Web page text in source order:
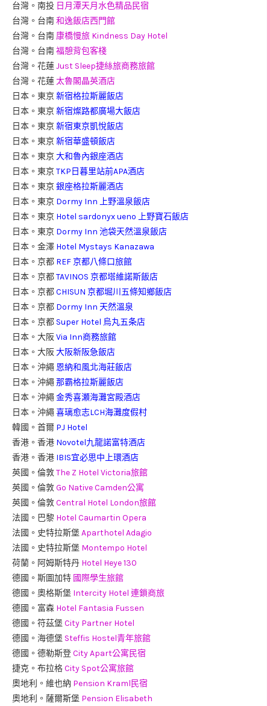
台灣。南投 日月潭天月水色精品民宿
台灣。台南和逸飯店西門館
台灣。台南 康橋慢旅 Kindness Day Hotel
台灣。台南福憩背包客棧
台灣。花蓮Just Sleep捷絲旅商務旅館
台灣。花蓮太魯閣晶英酒店
日本。東京新宿格拉斯麗飯店
日本。東京新宿燦路都廣場大飯店
日本。東京新宿東京凱悅飯店
日本。東京新宿華盛頓飯店
日本。東京大和魯內銀座酒店
日本。東京TKP日暮里站前APA酒店
日本。東京銀座格拉斯麗酒店
日本。東京 Dormy Inn 上野溫泉飯店
日本。東京 Hotel sardonyx ueno 上野寶石飯店
日本。東京 Dormy Inn 池袋天然溫泉飯店
日本。金澤 Hotel Mystays Kanazawa
日本。京都 REF 京都八條口旅館
日本。京都TAVINOS 京都塔維諾斯飯店
日本。京都CHISUN 京都堀川五條知鄉飯店
日本。京都 Dormy Inn 天然溫泉
日本。京都 Super Hotel 烏丸五条店
日本。大阪Via Inn商務旅館
日本。大阪大阪新阪急飯店
日本。沖繩 恩納和風北海莊飯店
日本。沖繩那霸格拉斯麗飯店
日本。沖繩金秀喜瀬海灘宮殿酒店
日本。沖繩喜璃愈志LCH海灘度假村
韓國。首爾 PJ Hotel
香港。香港 Novotel九龍諾富特酒店
香港。香港 IBIS宜必思中上環酒店
英國。倫敦The Z Hotel Victoria旅館
英國。倫敦Go Native Camden公寓
英國。倫敦Central Hotel London旅館
法國。巴黎 Hotel Caumartin Opera
法國。史特拉斯堡 Aparthotel Adagio
法國。史特拉斯堡 Montempo Hotel
荷蘭。阿姆斯特丹 Hotel Heye 130
德國。斯圖加特 國際學生旅館
德國。奧格斯堡 Intercity Hotel 連鎖商旅
德國。富森 Hotel Fantasia Fussen
德國。符茲堡 City Partner Hotel
德國。海德堡 Steffis Hostel青年旅館
德國。德勒斯登City Apart公寓民宿
捷克。布拉格City Spot公寓旅館
奧地利。維也納 Pension Kraml民宿
奧地利。薩爾斯堡 Pension Elisabeth